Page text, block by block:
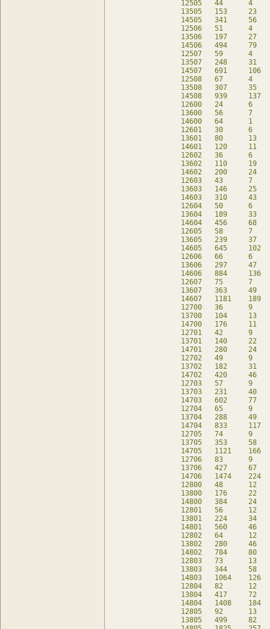
12505	44	4	28	db
13505	153	23	49	db
14505	341	56	47	db
12506	51	4	35	db
13506	197	27	79	db
14506	494	79	94	db
12507	59	4	43	db
13507	248	31	112	db
14507	691	106	177	db
12508	67	4	51	db
13508	307	35	158	db
14508	939	137	283	db
12600	24	6	-	db
13600	56	7	-	db
14600	64	1	-	db
12601	30	6	6	db
13601	80	13	-	db
14601	120	11	-	db
12602	36	6	12	db
13602	110	19	6	db
14602	200	24	-	db
12603	43	7	15	db
13603	146	25	18	db
14603	310	43	6	db
12604	50	6	26	db
13604	189	33	30	db
14604	456	68	24	db
12605	58	7	30	db
13605	239	37	63	db
14605	645	102	51	db
12606	66	6	42	db
13606	297	47	83	db
14606	884	136	124	db
12607	75	7	47	db
13607	363	49	139	db
14607	1181	189	187	db
12700	36	9	-	db
13700	104	13	-	db
14700	176	11	-	db
12701	42	9	6	db
13701	140	22	-	db
14701	280	24	-	db
12702	49	9	13	db
13702	182	31	6	db
14702	420	46	-	db
12703	57	9	21	db
13703	231	40	19	db
14703	602	77	6	db
12704	65	9	29	db
13704	288	49	41	db
14704	833	117	25	db
12705	74	9	38	db
13705	353	58	69	db
14705	1121	166	67	db
12706	83	9	47	db
13706	427	67	109	db
14706	1474	224	134	db
12800	48	12	-	db
13800	176	22	-	db
14800	384	24	-	db
12801	56	12	8	db
13801	224	34	-	db
14801	560	46	-	db
12802	64	12	16	db
13802	280	46	8	db
14802	784	80	-	db
12803	73	13	21	db
13803	344	58	24	db
14803	1064	126	8	db
12804	82	12	34	db
13804	417	72	42	db
14804	1408	184	32	db
12805	92	13	40	db
13805	499	82	83	db